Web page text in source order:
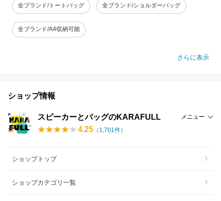
全ブランド/トートバッグ 全ブランド/ショルダーバッグ
全ブランド/A4収納可能
さらに表示
ショップ情報
スピーカーとバッグのKARAFULL メニュー
4.25 （ 1,701 件）
ショップトップ
ショップカテゴリ一覧